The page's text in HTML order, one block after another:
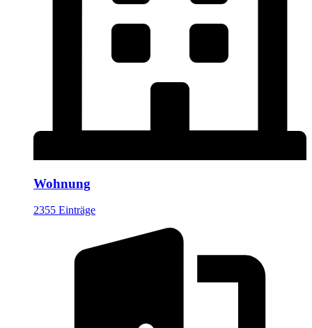
Wohnung
2355 Einträge